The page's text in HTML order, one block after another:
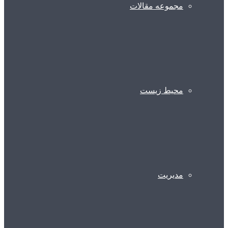
مجموعه مقالات
محیط زیست
مدیریت